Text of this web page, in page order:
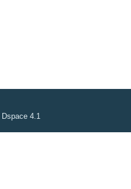
4.1